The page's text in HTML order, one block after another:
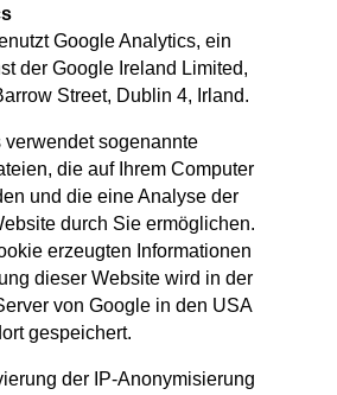
Google Analytics, ein
der Google Ireland Limited,
Street, Dublin 4, Irland.
sogenannte
die auf Ihrem Computer
und die eine Analyse der
durch Sie ermöglichen.
erzeugten Informationen
dieser Website wird in der
von Google in den USA
gespeichert.
der IP-Anonymisierung